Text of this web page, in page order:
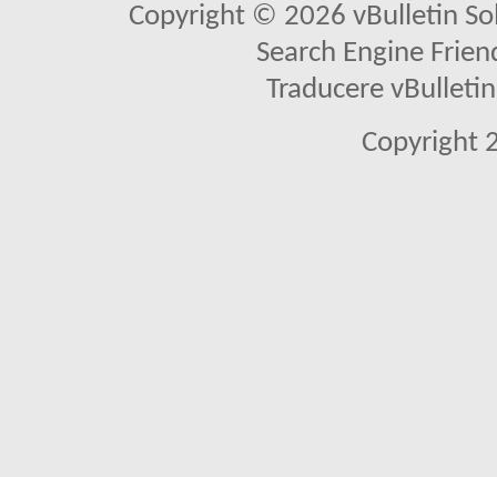
Copyright © 2026 vBulletin
Search Engine
Traducere
Copyright